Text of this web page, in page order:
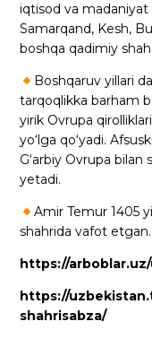
iqtisod va madaniyat
Samarqand, Kesh,
boshqa qadimiy
Boshqaruv yillari
tarqoqlikka barham
yirik Ovrupa
yo‘lga qo‘yadi.
G‘arbiy Ovrupa
yetadi.
Amir Temur 1405
shahrida vafot etgan.
https://
https://
shahrisabza/